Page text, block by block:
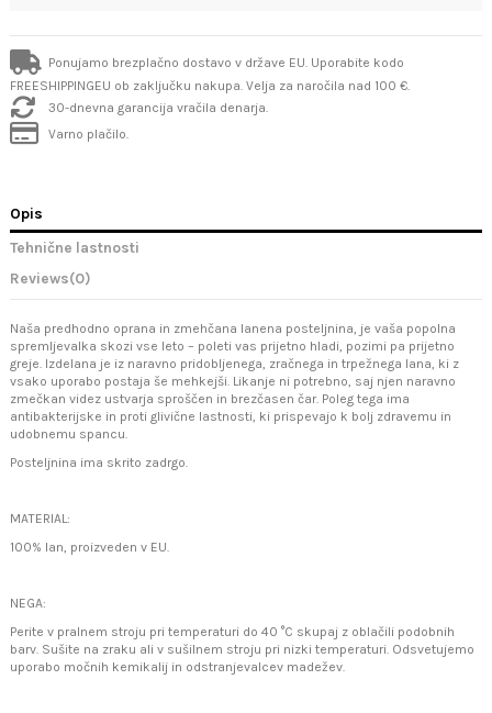
Ponujamo brezplačno dostavo v države EU. Uporabite kodo
FREESHIPPINGEU ob zaključku nakupa. Velja za naročila nad 100 €.
30-dnevna garancija vračila denarja.
Varno plačilo.
Opis
Tehnične lastnosti
Reviews(0)
Naša predhodno oprana in zmehčana lanena posteljnina, je vaša popolna
spremljevalka skozi vse leto – poleti vas prijetno hladi, pozimi pa prijetno
greje. Izdelana je iz naravno pridobljenega, zračnega in trpežnega lana, ki z
vsako uporabo postaja še mehkejši. Likanje ni potrebno, saj njen naravno
zmečkan videz ustvarja sproščen in brezčasen čar. Poleg tega ima
antibakterijske in proti glivične lastnosti, ki prispevajo k bolj zdravemu in
udobnemu spancu.
Posteljnina ima skrito zadrgo.
MATERIAL:
100% lan, proizveden v EU.
NEGA:
Perite v pralnem stroju pri temperaturi do 40 °C skupaj z oblačili podobnih
barv. Sušite na zraku ali v sušilnem stroju pri nizki temperaturi. Odsvetujemo
uporabo močnih kemikalij in odstranjevalcev madežev.